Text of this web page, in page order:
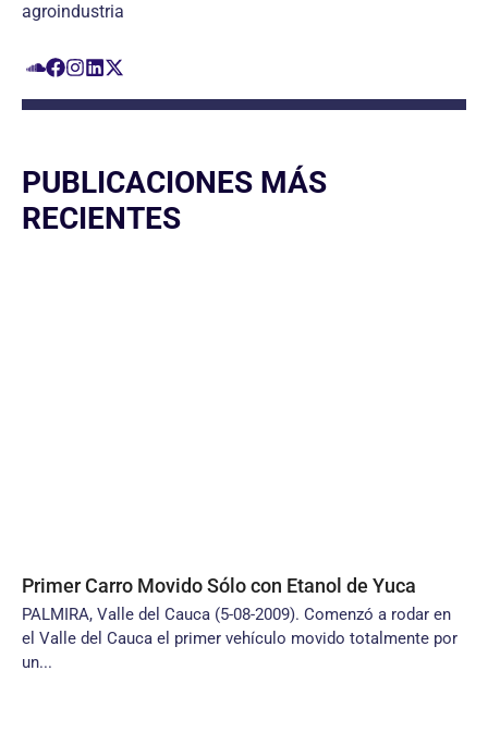
agroindustria
PUBLICACIONES MÁS
RECIENTES
Primer Carro Movido Sólo con Etanol de Yuca
PALMIRA, Valle del Cauca (5-08-2009). Comenzó a rodar en
el Valle del Cauca el primer vehículo movido totalmente por
un...